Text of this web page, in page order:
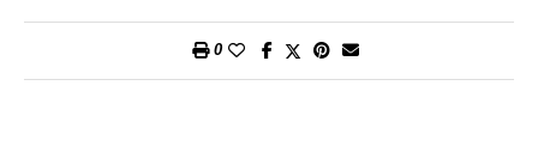
perfino verso domande scomode, con l’obiettivo di ritrovare
0